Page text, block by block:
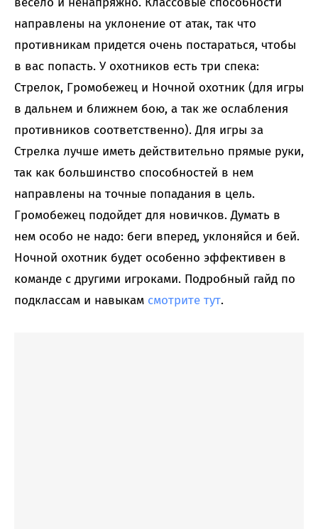
направлены на уклонение от атак, так что
противникам придется очень постараться, чтобы
в вас попасть. У охотников есть три спека:
Стрелок, Громобежец и Ночной охотник (для игры
в дальнем и ближнем бою, а так же ослабления
противников соответственно). Для игры за
Стрелка лучше иметь действительно прямые руки,
так как большинство способностей в нем
направлены на точные попадания в цель.
Громобежец подойдет для новичков. Думать в
нем особо не надо: беги вперед, уклоняйся и бей.
Ночной охотник будет особенно эффективен в
команде с другими игроками. Подробный гайд по
подклассам и навыкам смотрите тут.